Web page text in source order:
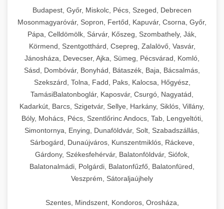
Budapest, Győr, Miskolc, Pécs, Szeged, Debrecen
Mosonmagyaróvár, Sopron, Fertőd, Kapuvár, Csorna, Győr,
Pápa, Celldömölk, Sárvár, Kőszeg, Szombathely, Ják,
Körmend, Szentgotthárd, Csepreg, Zalalövő, Vasvár,
Jánosháza, Devecser, Ajka, Sümeg, Pécsvárad, Komló,
Sásd, Dombóvár, Bonyhád, Bátaszék, Baja, Bácsalmás,
Szekszárd, Tolna, Fadd, Paks, Kalocsa, Hőgyész,
TamásiBalatonboglár, Kaposvár, Csurgó, Nagyatád,
Kadarkút, Barcs, Szigetvár, Sellye, Harkány, Siklós, Villány,
Bóly, Mohács, Pécs, Szentlőrinc Andocs, Tab, Lengyeltóti,
Simontornya, Enying, Dunaföldvár, Solt, Szabadszállás,
Sárbogárd, Dunaújváros, Kunszentmiklós, Ráckeve,
Gárdony, Székesfehérvár, Balatonföldvár, Siófok,
Balatonalmádi, Polgárdi, Balatonfűzfő, Balatonfüred,
Veszprém, Sátoraljaújhely
Szentes, Mindszent, Kondoros, Orosháza,